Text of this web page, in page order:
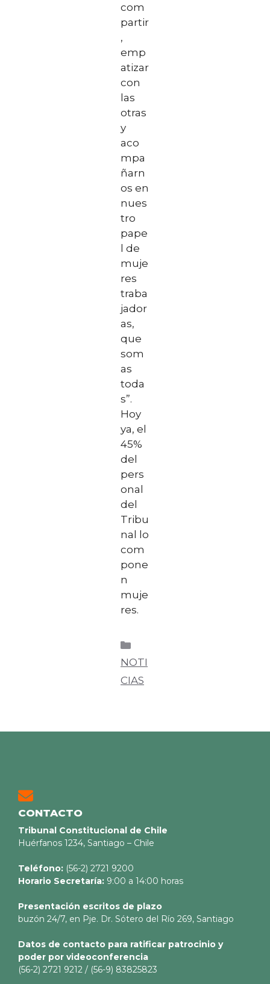
com
partir
,
emp
atizar
con
las
otras
y
aco
mpa
ñarn
os en
nues
tro
pape
l de
muje
res
traba
jador
as,
que
som
as
toda
s”.
Hoy
ya, el
45%
del
pers
onal
del
Tribu
nal lo
com
pone
n
muje
res.
NOTI
CIAS
CONTACTO
Tribunal Constitucional de Chile
Huérfanos 1234, Santiago – Chile
Teléfono: (56-2) 2721 9200
Horario Secretaría: 9:00 a 14:00 horas
Presentación escritos de plazo
buzón 24/7, en Pje. Dr. Sótero del Río 269, Santiago
Datos de contacto para ratificar patrocinio y
poder por videoconferencia
(56-2) 2721 9212 / (56-9) 83825823